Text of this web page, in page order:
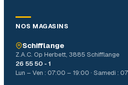
NOS MAGASINS
Schifflange
Z.A.C. Op Herbett, 3885 Schifflange
26 55 50 - 1
Lun – Ven : 07:00 – 19:00 · Samedi :